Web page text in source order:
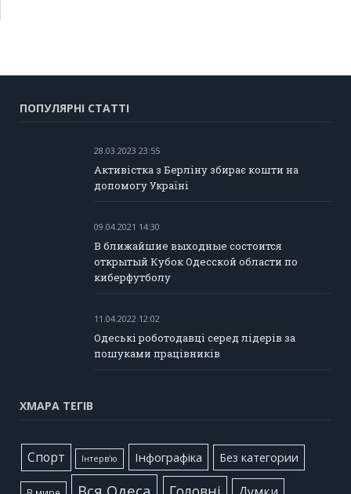
ПОПУЛЯРНІ СТАТТІ
28.03.2023 23:55
Активістка з Берліну збирає кошти на
допомогу Україні
09.04.2021 14:30
В ближайшие выходные состоится
открытый Кубок Одесской области по
киберфутболу
11.04.2022 12:02
Одеські роботодавці серед лідерів за
пошуками працівників
ХМАРА ТЕГІВ
Cпорт Інтерв'ю Інфографіка Без категории